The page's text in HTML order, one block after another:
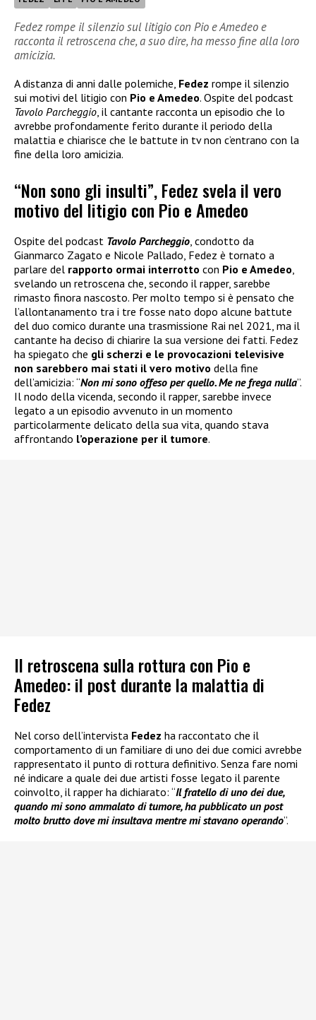
Fedez rompe il silenzio sul litigio con Pio e Amedeo e
racconta il retroscena che, a suo dire, ha messo fine alla loro
amicizia.
A distanza di anni dalle polemiche, Fedez rompe il silenzio
sui motivi del litigio con Pio e Amedeo. Ospite del podcast
Tavolo Parcheggio, il cantante racconta un episodio che lo
avrebbe profondamente ferito durante il periodo della
malattia e chiarisce che le battute in tv non c’entrano con la
fine della loro amicizia.
“Non sono gli insulti”, Fedez svela il vero
motivo del litigio con Pio e Amedeo
Ospite del podcast Tavolo Parcheggio , condotto da
Gianmarco Zagato e Nicole Pallado, Fedez è tornato a
parlare del rapporto ormai interrotto con Pio e Amedeo
svelando un retroscena che, secondo il rapper, sarebbe
rimasto finora nascosto. Per molto tempo si è pensato che
l’allontanamento tra i tre fosse nato dopo alcune battute
del duo comico durante una trasmissione Rai nel 2021, ma il
cantante ha deciso di chiarire la sua versione dei fatti. Fedez
ha spiegato che gli scherzi e le provocazioni televisive
non sarebbero mai stati il vero motivo della fine
dell’amicizia: “Non mi sono offeso per quello. Me ne frega nulla”.
Il nodo della vicenda, secondo il rapper, sarebbe invece
legato a un episodio avvenuto in un momento
particolarmente delicato della sua vita, quando stava
affrontando l’operazione per il tumore.
Il retroscena sulla rottura con Pio e
Amedeo: il post durante la malattia di
Fedez
Nel corso dell’intervista Fedez ha raccontato che il
comportamento di un familiare di uno dei due comici avrebbe
rappresentato il punto di rottura definitivo. Senza fare nomi
né indicare a quale dei due artisti fosse legato il parente
coinvolto, il rapper ha dichiarato: “Il fratello di uno dei due,
quando mi sono ammalato di tumore, ha pubblicato un post
molto brutto dove mi insultava mentre mi stavano operando”.